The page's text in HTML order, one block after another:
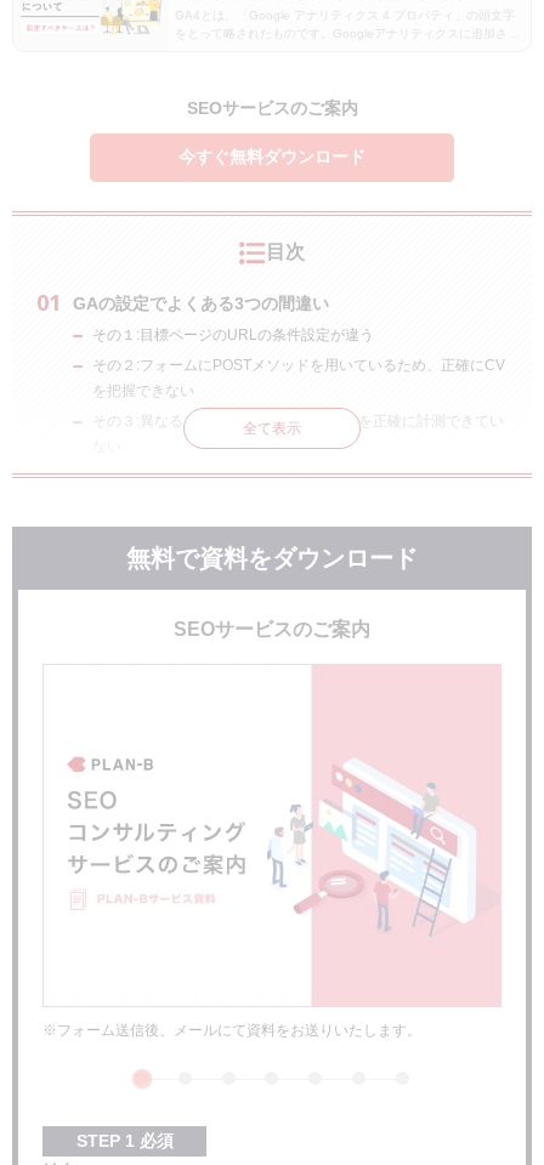
GA4とは、「Google アナリティクス 4 プロパティ」の頭文字
をとって略されたものです。Googleアナリティクスに追加され
SEOサービスのご案内
今すぐ無料ダウンロード
目次
GAの設定でよくある3つの間違い
その１:目標ページのURLの条件設定が違う
その２:フォームにPOSTメソッドを用いているため、正確にCV
を把握できない
その３:異なるドメインサイトからの流入を正確に計測できてい
今すぐやっておきたい4つの設定
その2:値の設定
その3:スマートフォンでの電話計測
全て表示
無料で資料をダウンロード
※フォーム送信後、メールにて資料をお送りいたします。
SEOサービスのご案内
STEP 1 必須